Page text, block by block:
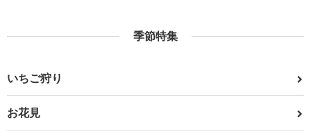
季節特集
いちご狩り
お花見